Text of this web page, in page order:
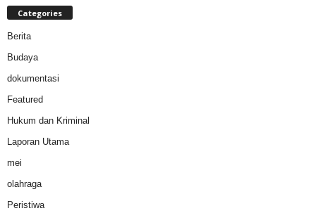
Categories
Berita
Budaya
dokumentasi
Featured
Hukum dan Kriminal
Laporan Utama
mei
olahraga
Peristiwa